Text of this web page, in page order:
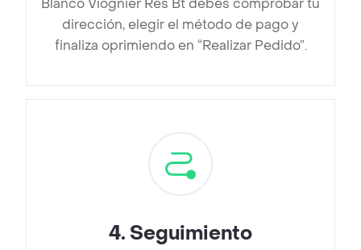
Blanco Viognier Res Bt debes comprobar tu
dirección, elegir el método de pago y
finaliza oprimiendo en “Realizar Pedido”.
4. Seguimiento